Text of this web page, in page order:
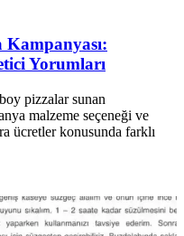
Kampanyası:
Yorumları
pizzalar sunan
malzeme seçeneği ve
ücretler konusunda farklı